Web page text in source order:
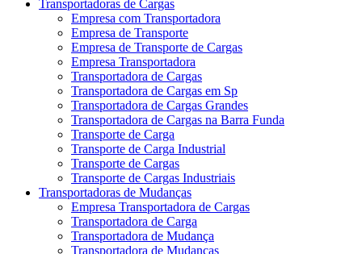
Transportadoras de Cargas
Empresa com Transportadora
Empresa de Transporte
Empresa de Transporte de Cargas
Empresa Transportadora
Transportadora de Cargas
Transportadora de Cargas em Sp
Transportadora de Cargas Grandes
Transportadora de Cargas na Barra Funda
Transporte de Carga
Transporte de Carga Industrial
Transporte de Cargas
Transporte de Cargas Industriais
Transportadoras de Mudanças
Empresa Transportadora de Cargas
Transportadora de Carga
Transportadora de Mudança
Transportadora de Mudanças